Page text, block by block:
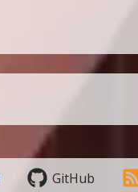
GitHub